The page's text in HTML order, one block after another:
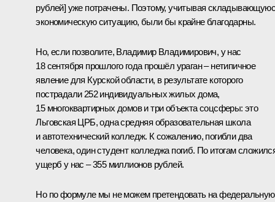
рублей] уже потрачены. Поэтому, учитывая
экономическую ситуацию, были бы крайне благодарны.
Но, если позволите, Владимир Владимирович, у нас
18 сентября прошлого года прошёл ураган – нетипичное
явление для Курской области, в результате которого
пострадали 252 индивидуальных жилых дома,
15 многоквартирных домов и три объекта соцсферы: это
Льговская ЦРБ, одна средняя образовательная школа
и автотехнический колледж. К сожалению, погибли два
человека, один студент колледжа погиб. По итогам
ущерб у нас – 355 миллионов рублей.
Но по формуле мы не можем претендовать на федеральную